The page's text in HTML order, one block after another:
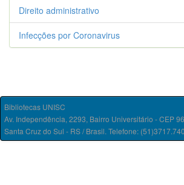
Direito administrativo
Infecções por Coronavirus
Bibliotecas UNISC
Av. Independência, 2293, Bairro Universitário - CEP
Santa Cruz do Sul - RS / Brasil. Telefone: